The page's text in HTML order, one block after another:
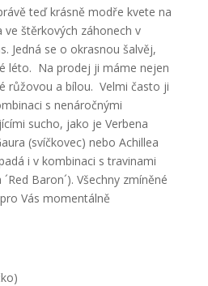
teď krásně modře kvete na
ve štěrkových záhonech v
Jedná se o okrasnou šalvěj,
léto. Na prodej ji máme nejen
růžovou a bílou. Velmi často ji
s nenáročnými
sucho, jako je Verbena
(svíčkovec) nebo Achillea
i v kombinaci s travinami
Baron´). Všechny zmíněné
Vás momentálně